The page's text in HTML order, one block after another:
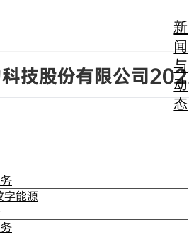
新
闻
与
动
态
字能源
技股份有限公司